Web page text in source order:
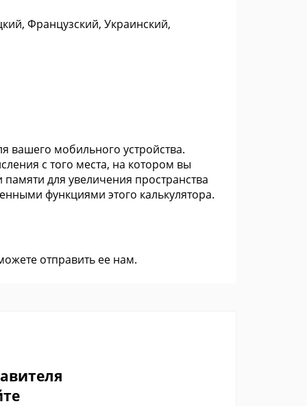
Французский, Украинский,
вашего мобильного устройства.
с того места, на котором вы
для увеличения пространства
функциями этого калькулятора.
отправить ее нам.